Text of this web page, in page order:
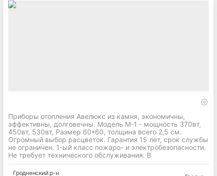
Приборы отопления Авелюкс из камня, экономичны,
эффективны, долговечны. Модель М-1 - мощность 370вт,
450вт, 530вт, Размер 60*60, толщина всего 2,5 см.
Огромный выбор расцветок. Гарантия 15 лет, срок службы
не ограничен. 1-ый класс пожаро- и электробезопасности.
Не требует технического обслуживания. В
Гродненскийр-н